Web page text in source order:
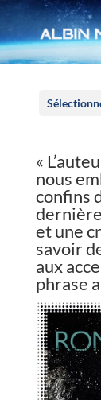
«
nous
confins
et une
savoir
aux
phrase
Panneau de